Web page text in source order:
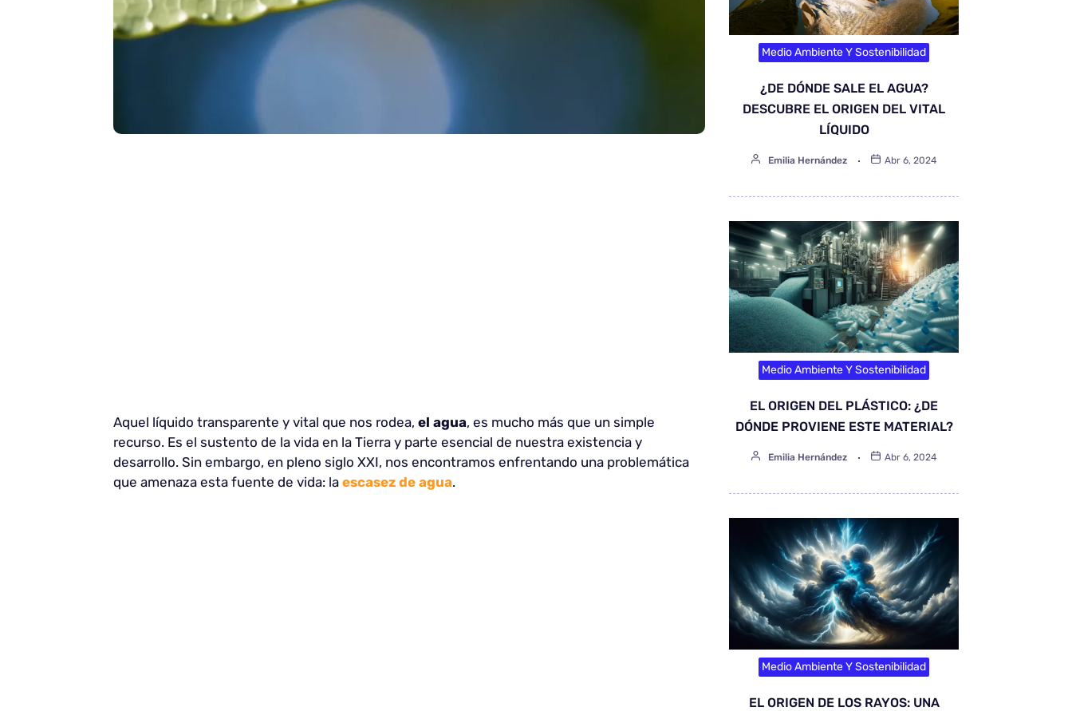
Aquel líquido transparente y vital que nos rodea, el agua, es mucho más que un simple
recurso. Es el sustento de la vida en la Tierra y parte esencial de nuestra existencia y
desarrollo. Sin embargo, en pleno siglo XXI, nos encontramos enfrentando una problemática
que amenaza esta fuente de vida: la escasez de agua.
Medio Ambiente Y Sostenibilidad
¿DE DÓNDE SALE EL AGUA?
DESCUBRE EL ORIGEN DEL VITAL
LÍQUIDO
Emilia Hernández Abr 6, 2024
Medio Ambiente Y Sostenibilidad
EL ORIGEN DEL PLÁSTICO: ¿DE
DÓNDE PROVIENE ESTE MATERIAL?
Emilia Hernández Abr 6, 2024
Medio Ambiente Y Sostenibilidad
EL ORIGEN DE LOS RAYOS: UNA